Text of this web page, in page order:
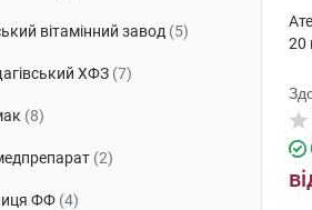
вітамінний завод (5)
ХФЗ (7)
(8)
(2)
ФФ (4)
20